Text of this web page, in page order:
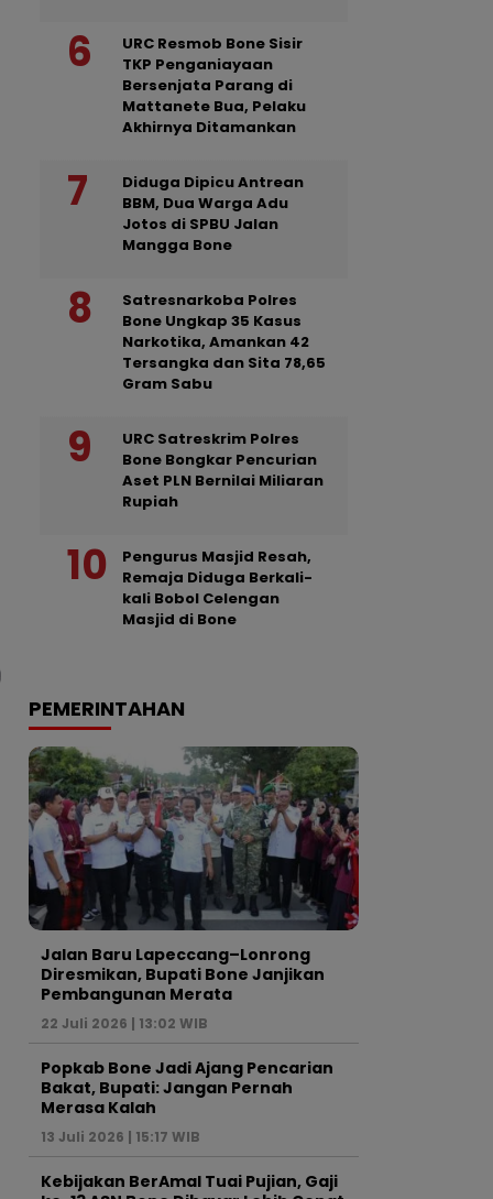
URC Resmob Bone Sisir
TKP Penganiayaan
Bersenjata Parang di
Mattanete Bua, Pelaku
Akhirnya Ditamankan
Diduga Dipicu Antrean
BBM, Dua Warga Adu
Jotos di SPBU Jalan
Mangga Bone
Satresnarkoba Polres
Bone Ungkap 35 Kasus
Narkotika, Amankan 42
Tersangka dan Sita 78,65
Gram Sabu
URC Satreskrim Polres
Bone Bongkar Pencurian
Aset PLN Bernilai Miliaran
Rupiah
Pengurus Masjid Resah,
Remaja Diduga Berkali-
kali Bobol Celengan
Masjid di Bone
PEMERINTAHAN
Jalan Baru Lapeccang–Lonrong
Diresmikan, Bupati Bone Janjikan
Pembangunan Merata
22 Juli 2026 | 13:02 WIB
Popkab Bone Jadi Ajang Pencarian
Bakat, Bupati: Jangan Pernah
Merasa Kalah
13 Juli 2026 | 15:17 WIB
Kebijakan BerAmal Tuai Pujian, Gaji